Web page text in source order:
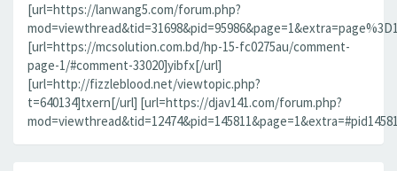
[url=https://lanwang5.com/forum.php?
[url=https://mcsolution.com.bd/hp-15-fc0275au/comment-
page-1/#comment-33020]yibfx[/url]
[url=http://fizzleblood.net/viewtopic.php?
t=640134]txern[/url] [url=https://djav141.com/forum.php?